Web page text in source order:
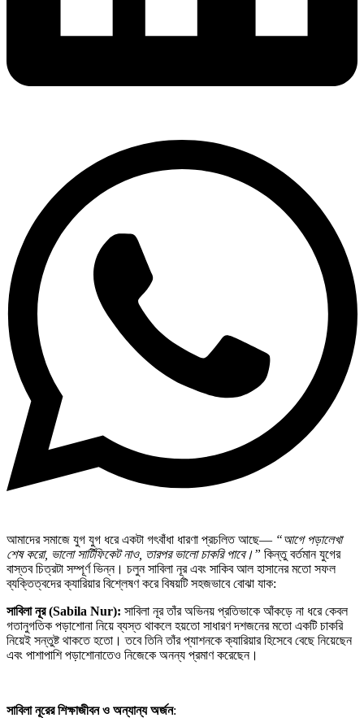
আমাদের সমাজে যুগ যুগ ধরে একটা গৎবাঁধা ধারণা প্রচলিত আছে— “আগে পড়ালেখা
শেষ করো, ভালো সার্টিফিকেট নাও, তারপর ভালো চাকরি পাবে।” কিন্তু বর্তমান যুগের
বাস্তব চিত্রটা সম্পূর্ণ ভিন্ন। চলুন সাবিলা নূর এবং সাকিব আল হাসানের মতো সফল
ব্যক্তিত্বদের ক্যারিয়ার বিশ্লেষণ করে বিষয়টি সহজভাবে বোঝা যাক:
সাবিলা নূর (Sabila Nur): সাবিলা নূর তাঁর অভিনয় প্রতিভাকে আঁকড়ে না ধরে কেবল
গতানুগতিক পড়াশোনা নিয়ে ব্যস্ত থাকলে হয়তো সাধারণ দশজনের মতো একটি চাকরি
নিয়েই সন্তুষ্ট থাকতে হতো। তবে তিনি তাঁর প্যাশনকে ক্যারিয়ার হিসেবে বেছে নিয়েছেন
এবং পাশাপাশি পড়াশোনাতেও নিজেকে অনন্য প্রমাণ করেছেন।
সাবিলা নূরের শিক্ষাজীবন ও অন্যান্য অর্জন: